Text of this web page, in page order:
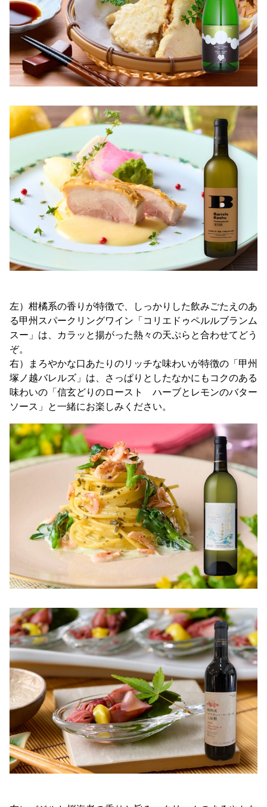
左）柑橘系の香りが特徴で、しっかりした飲みごたえのあ
る甲州スパークリングワイン「コリエドゥペルルブランム
スー」は、カラッと揚がった熱々の天ぷらと合わせてどう
ぞ。
右）まろやかな口あたりのリッチな味わいが特徴の「甲州
塚ノ越バレルズ」は、さっぱりとしたなかにもコクのある
味わいの「信玄どりのロースト ハーブとレモンのバター
ソース」と一緒にお楽しみください。